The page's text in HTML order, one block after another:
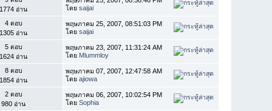
1774 อ่าน
โดยsaijai
4 ตอบ
1305 อ่าน
พฤษภาคม 25, 2007, 08:51:03 PM
โดยsaijai
5 ตอบ
1624 อ่าน
พฤษภาคม 23, 2007, 11:31:24 AM
โดย Mlummloy
8 ตอบ
1854 อ่าน
พฤษภาคม 07, 2007, 12:47:58 AM
โดยajiowa
2 ตอบ
980 อ่าน
พฤษภาคม 06, 2007, 10:02:54 PM
โดยSophia